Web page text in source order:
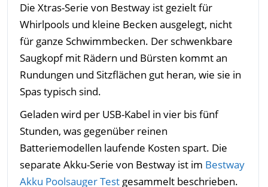
Die Xtras-Serie von Bestway ist gezielt für
Whirlpools und kleine Becken ausgelegt, nicht
für ganze Schwimmbecken. Der schwenkbare
Saugkopf mit Rädern und Bürsten kommt an
Rundungen und Sitzflächen gut heran, wie sie in
Spas typisch sind.
Geladen wird per USB-Kabel in vier bis fünf
Stunden, was gegenüber reinen
Batteriemodellen laufende Kosten spart. Die
separate Akku-Serie von Bestway ist im Bestway
Akku Poolsauger Test gesammelt beschrieben.